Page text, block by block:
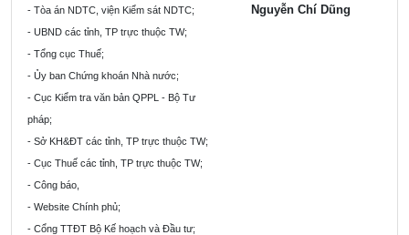
- Tòa án NDTC, viện Kiểm sát NDTC;
- UBND các tỉnh, TP trực thuộc TW;
- Tổng cục Thuế;
- Ủy ban Chứng khoán Nhà nước;
- Cục Kiểm tra văn bản QPPL - Bộ Tư
pháp;
- Sở KH&ĐT các tỉnh, TP trực thuộc TW;
- Cục Thuế các tỉnh, TP trực thuộc TW;
- Công báo,
- Website Chính phủ;
- Cổng TTĐT Bộ Kế hoạch và Đầu tư;
Nguyễn Chí Dũng